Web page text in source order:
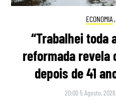
ECONOMIA ,
“Trabalhei toda
reformada revela
depois de 41
20:00 5 Agosto, 2026